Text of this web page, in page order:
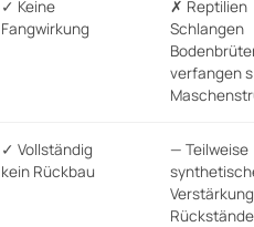
✓ Keine
Fangwirkung
✗ Reptilien
Schlangen
verfangen
✓ Vollständig
kein Rückbau
— Teilweise
Rückstände